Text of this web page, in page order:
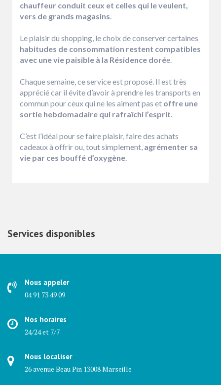
chauffeur conduit ceux et celles qui le veulent,
vers de grands magasins.
Le plaisir du shopping, le choix de conserver certaines
habitudes de consommation restent compatibles
avec une vie paisible à la Résidence dorée.
Chaque semaine, ce service est proposé. Il est très
apprécié car il évite d’avoir à prendre les transports en
commun pour ceux qui ne les aiment pas et offre une
sortie hebdomadaire qui rafraîchi l’esprit.
C’est l’idéal pour se faire plaisir, faire des achats
cadeaux à offrir ou, tout simplement, agrémenter sa
vie par ces bouffé d’oxygène.
Services disponibles
Nous appeler
04 91 73 49 09
Nos horaires
24/24 et 7/7
Nous localiser
26 avenue Beau Pin 13008 Marseille